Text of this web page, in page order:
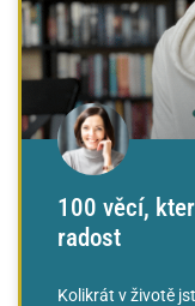
100 věcí,
radost
Kolikrát v životě